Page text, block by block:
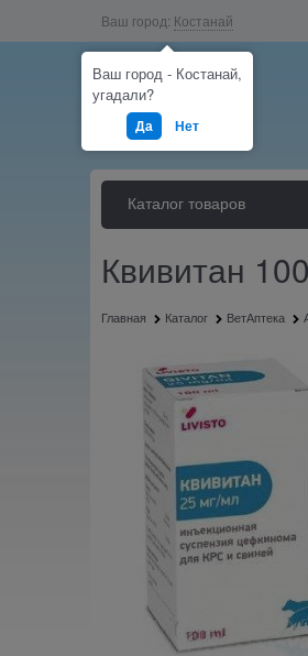
Ваш город: Костанай
Каталог товаров
Квивитан
Главная Каталог ВетАптека
Ваш город - Костанай,
угадали?
Да Нет